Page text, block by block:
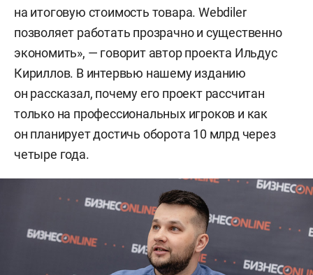
на итоговую стоимость товара. Webdiler
позволяет работать прозрачно и существенно
экономить», — говорит автор проекта Ильдус
Кириллов. В интервью нашему изданию
он рассказал, почему его проект рассчитан
только на профессиональных игроков и как
он планирует достичь оборота 10 млрд через
четыре года.